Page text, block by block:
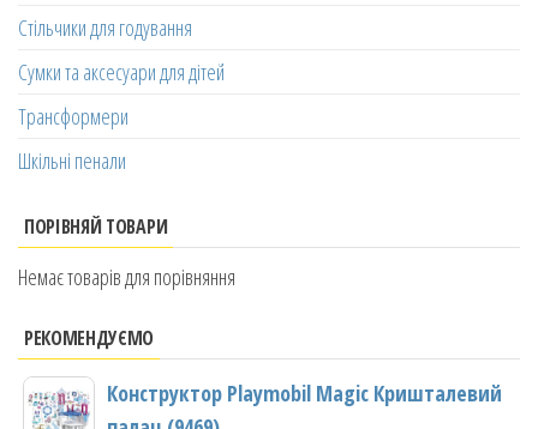
Стільчики для годування
Сумки та аксесуари для дітей
Трансформери
Шкільні пенали
ПОРІВНЯЙ ТОВАРИ
Немає товарів для порівняння
РЕКОМЕНДУЄМО
Конструктор Playmobil Magic Кришталевий